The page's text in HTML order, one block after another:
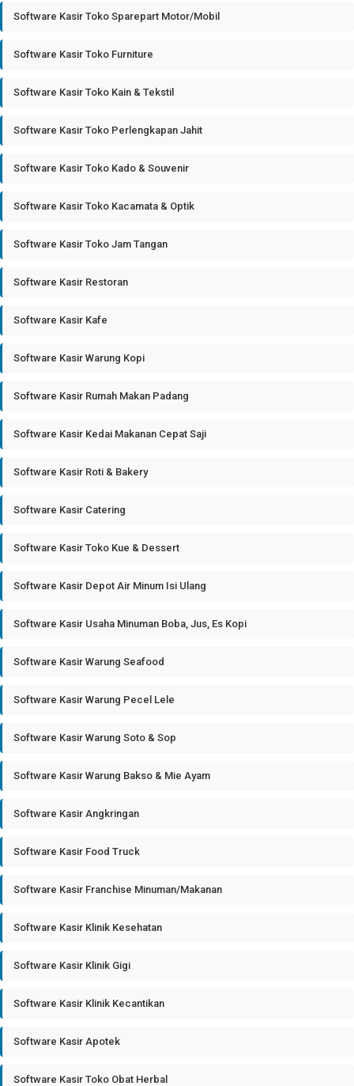
Software Kasir Toko Sparepart Motor/Mobil
Software Kasir Toko Furniture
Software Kasir Toko Kain & Tekstil
Software Kasir Toko Perlengkapan Jahit
Software Kasir Toko Kado & Souvenir
Software Kasir Toko Kacamata & Optik
Software Kasir Toko Jam Tangan
Software Kasir Restoran
Software Kasir Kafe
Software Kasir Warung Kopi
Software Kasir Rumah Makan Padang
Software Kasir Kedai Makanan Cepat Saji
Software Kasir Roti & Bakery
Software Kasir Catering
Software Kasir Toko Kue & Dessert
Software Kasir Depot Air Minum Isi Ulang
Software Kasir Usaha Minuman Boba, Jus, Es Kopi
Software Kasir Warung Seafood
Software Kasir Warung Pecel Lele
Software Kasir Warung Soto & Sop
Software Kasir Warung Bakso & Mie Ayam
Software Kasir Angkringan
Software Kasir Food Truck
Software Kasir Franchise Minuman/Makanan
Software Kasir Klinik Kesehatan
Software Kasir Klinik Gigi
Software Kasir Klinik Kecantikan
Software Kasir Apotek
Software Kasir Toko Obat Herbal